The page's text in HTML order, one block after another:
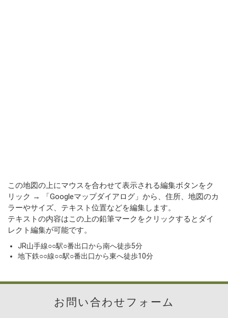
この地図の上にマウスを合わせて表示される編集ボタンをク
リック → 「Googleマップダイアログ」から、住所、地図のカ
ラーやサイズ、テキスト位置などを編集します。
テキストの内容はこの上の鉛筆マークをクリックするとダイ
レクト編集が可能です。
JR山手線○○駅○番出口から南へ徒歩5分
地下鉄○○線○○駅○番出口から東へ徒歩10分
お問い合わせフォーム